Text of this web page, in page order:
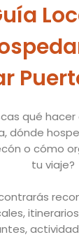
qué
dónde
o cómo
tu viaje?